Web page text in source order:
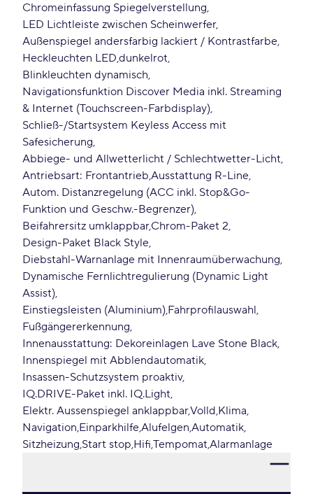
Chromeinfassung Spiegelverstellung
LED Lichtleiste zwischen Scheinwerfer
Außenspiegel andersfarbig lackiert / Kontrastfarbe
Heckleuchten LED dunkelrot
Blinkleuchten dynamisch
Navigationsfunktion Discover Media inkl. Streaming
& Internet (Touchscreen-Farbdisplay)
Schließ-/Startsystem Keyless Access mit
Safesicherung
Abbiege- und Allwetterlicht / Schlechtwetter-Licht
Antriebsart: Frontantrieb Ausstattung R-Line
Autom. Distanzregelung (ACC inkl. Stop&Go-
Funktion und Geschw.-Begrenzer)
Beifahrersitz umklappbar Chrom-Paket 2
Design-Paket Black Style
Diebstahl-Warnanlage mit Innenraumüberwachung
Dynamische Fernlichtregulierung (Dynamic Light
Assist)
Einstiegsleisten (Aluminium) Fahrprofilauswahl
Fußgängererkennung
Innenausstattung: Dekoreinlagen Lave Stone Black
Innenspiegel mit Abblendautomatik
Insassen-Schutzsystem proaktiv
IQ.DRIVE-Paket inkl. IQ.Light
Elektr. Aussenspiegel anklappbarVolld Klima
Navigation EinparkhilfeAlufelgen Automatik
Sitzheizung Start stop Hifi TempomatAlarmanlage